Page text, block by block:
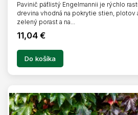
11,04 €
Do košíka
Pavinič päťlistý Engelmannii je rýchlo
drevina vhodná na pokrytie stien, plotov
zelený porast a na...